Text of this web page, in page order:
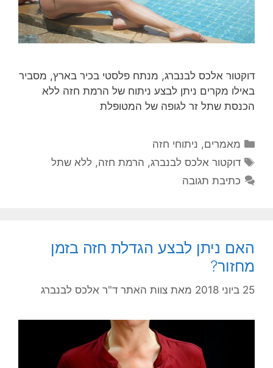
דוקטור אלכס לבנברג, מנתח פלסטי בכיר בארץ, מסביר
באילו מקרים ניתן לבצע ניתוח של הרמת חזה ללא
הכנסת שתל זר לגופה של המטופלת
קטגוריות
מאמרים, ניתוחי חזה
תגיות
דוקטור אלכס לבנברג, הרמת חזה, ללא שתל
כתיבת תגובה
האם ניתן לבצע הגדלת חזה בזמן
מחזור?
25 ביוני 2018 מאת צוות האתר ד"ר אלכס לבנברג